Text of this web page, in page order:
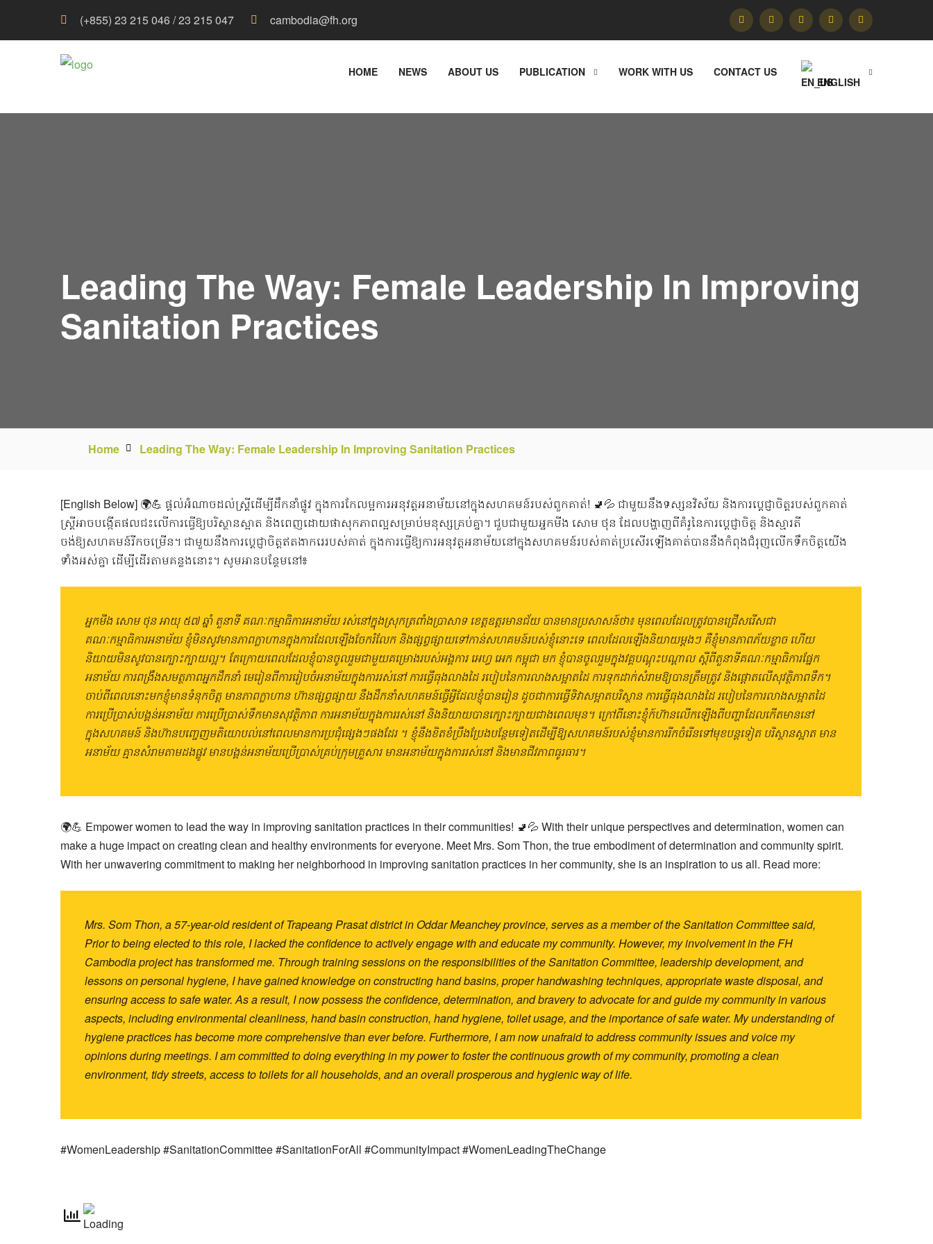
(+855) 23 215 046 / 23 215 047 cambodia@fh.org
HOME NEWS ABOUT US PUBLICATION WORK WITH US CONTACT US
ENGLISH
Leading The Way: Female Leadership In Improving
Sanitation Practices
Home Leading The Way: Female Leadership In Improving Sanitation Practices
[English Below] 🌍💪 ផ្តល់អំណាចដល់ស្ត្រីដើម្បីដឹកនាំផ្លូវ ក្នុងការកែលម្អការអនុវត្តអនាម័យនៅក្នុងសហគមន៍របស់ពួកគាត់! 🚽💦 ជាមួយនឹងទស្សនវិស័យ និងការប្តេជ្ញាចិត្តរបស់ពួកគាត់
ស្ត្រីអាចបង្កើតផលជះលើការធ្វើឱ្យបរិស្ថានស្អាត និងពេញដោយផាសុកភាពល្អសម្រាប់មនុស្សគ្រប់គ្នា។ ជួបជាមួយអ្នកមីង សោម ថុន ដែលបង្ហាញពីគំរូនៃការប្តេជ្ញាចិត្ត និងស្មារតី
ចង់ឱ្យសហគមន៍រីកចម្រើន។ ជាមួយនឹងការប្តេជ្ញាចិត្តឥតងាករេរបស់គាត់ ក្នុងការធ្វើឱ្យការអនុវត្តអនាម័យនៅក្នុងសហគមន៍របស់គាត់ប្រសើរឡើងគាត់បាននឹងកំពុងជំរុញលើកទឹកចិត្តយើង
ទាំងអស់គ្នា ដើម្បីដើរតាមគន្លងនោះ។ សូមអានបន្ថែមនៅ៖
អ្នកមីង សោម ថុន អាយុ ៥៧ ឆ្នាំ តួនាទី គណៈកម្មាធិការអនាម័យ រស់នៅក្នុងស្រុកត្រពាំងប្រាសាទ ខេត្តឧត្តរមានជ័យ បានមានប្រសាសន៍ថា៖ មុនពេលដែលត្រូវបានជ្រើសរើសជា
គណៈកម្មាធិការអនាម័យ ខ្ញុំមិនសូវមានភាពក្លាហានក្នុងការដែលឡើងចែករំលែក និងផ្សព្វផ្សាយទៅកាន់សហគមន៍របស់ខ្ញុំនោះទេ ពេលដែលឡើងនិយាយម្តងៗ គឺខ្ញុំមានភាពភ័យខ្លាច ហើយ
និយាយមិនសូវបានក្បោះក្បាយល្អ។ តែក្រោយពេលដែលខ្ញុំបានចូលរួមជាមួយគម្រោងរបស់អង្គការ អេហ្វ អេក កម្ពុជា មក ខ្ញុំបានចូលរួមក្នុងវគ្គបណ្តុះបណ្តាល ស្តីពីតួនាទីគណៈកម្មាធិការផ្នែក
អនាម័យ ការពង្រឹងសមត្ថភាពអ្នកដឹកនាំ មេរៀនពីការរៀបចំអនាម័យក្នុងការរស់នៅ ការធ្វើធុងលាងដៃ របៀបនៃការលាងសម្អាតដៃ ការទុកដាក់សំរាមឱ្យបានត្រឹមត្រូវ និងផ្តោតលើសុវត្ថិភាពទឹក។
ចាប់ពីពេលនោះមកខ្ញុំមានទំនុកចិត្ត មានភាពក្លាហាន ហ៊ានផ្សព្វផ្សាយ នឹងដឹកនាំសហគមន៍ធ្វើអ្វីដែលខ្ញុំបានរៀន ដូចជាការធ្វើទិវាសម្អាតបរិស្ថាន ការធ្វើធុងលាងដៃ របៀបនៃការលាងសម្អាតដៃ
ការប្រើប្រាស់បង្គន់អនាម័យ ការប្រើប្រាស់ទឹកមានសុវត្ថិភាព ការអនាម័យក្នុងការរស់នៅ និងនិយាយបានក្បោះក្បាយជាងពេលមុន។ ក្រៅពីនោះខ្ញុំក៍ហ៊ានលើកឡើងពីបញ្ហាដែលកើតមាននៅ
ក្នុងសហគមន៍ និងហ៊ានបញ្ចេញមតិយោបល់នៅពេលមានការប្រជុំផ្សេងៗផងដែរ ។ ខ្ញុំនឹងខិតខំប្រឹងប្រែងបន្ថែមទៀតដើម្បីឱ្យសហគមន៍របស់ខ្ញុំមានការរីកចំរើនទៅមុខបន្តទៀត បរិស្ថានស្អាត មាន
អនាម័យ គ្មានសំរាមតាមដងផ្លូវ មានបង្គន់អនាម័យប្រើប្រាស់គ្រប់ក្រុមគ្រួសារ មានអនាម័យក្នុងការរស់នៅ និងមានជីវភាពធូរធារ។
🌍💪 Empower women to lead the way in improving sanitation practices in their communities! 🚽💦 With their unique perspectives and determination, women can
make a huge impact on creating clean and healthy environments for everyone. Meet Mrs. Som Thon, the true embodiment of determination and community spirit.
With her unwavering commitment to making her neighborhood in improving sanitation practices in her community, she is an inspiration to us all. Read more:
Mrs. Som Thon, a 57-year-old resident of Trapeang Prasat district in Oddar Meanchey province, serves as a member of the Sanitation Committee​ said,
Prior to being elected to this role, I lacked the confidence to actively engage with and educate my community. However, my involvement in the FH
Cambodia project has transformed me. Through training sessions on the responsibilities of the Sanitation Committee, leadership development, and
lessons on personal hygiene, I have gained knowledge on constructing hand basins, proper handwashing techniques, appropriate waste disposal, and
ensuring access to safe water. As a result, I now possess the confidence, determination, and bravery to advocate for and guide my community in various
aspects, including environmental cleanliness, hand basin construction, hand hygiene, toilet usage, and the importance of safe water. My understanding of
hygiene practices has become more comprehensive than ever before. Furthermore, I am now unafraid to address community issues and voice my
opinions during meetings. I am committed to doing everything in my power to foster the continuous growth of my community, promoting a clean
environment, tidy streets, access to toilets for all households, and an overall prosperous and hygienic way of life.
#WomenLeadership #SanitationCommittee #SanitationForAll #CommunityImpact #WomenLeadingTheChange